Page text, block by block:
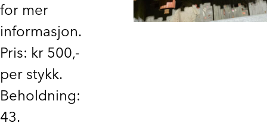
for mer
informasjon.
Pris: kr 500,-
per stykk.
Beholdning:
43.